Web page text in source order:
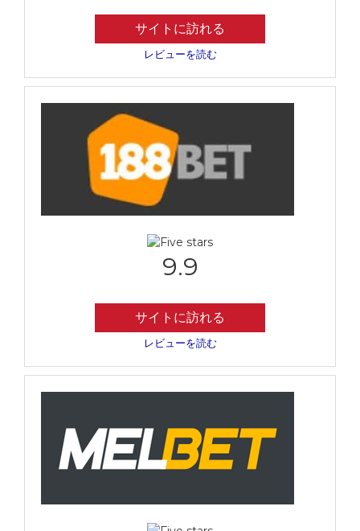
サイトに訪れる
レビューを読む
9.9
サイトに訪れる
レビューを読む